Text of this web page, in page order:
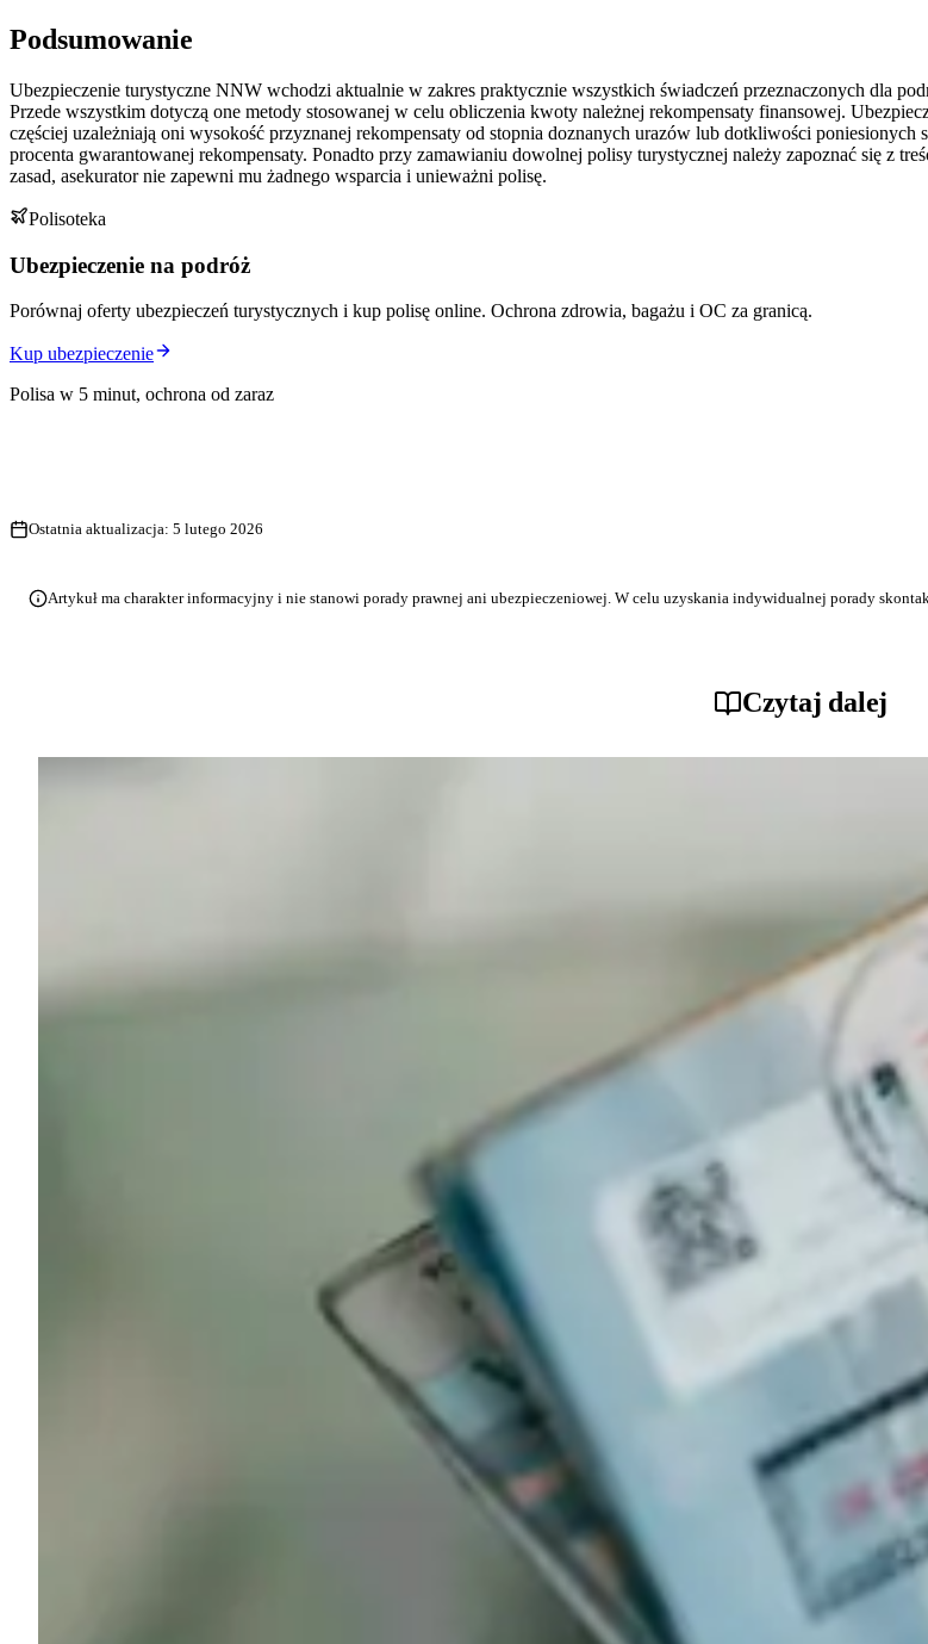
Podsumowanie
Ubezpieczenie turystyczne NNW wchodzi aktualnie w zakres praktycznie wszystkich świadczeń przeznaczonych dla
Przede wszystkim dotyczą one metody stosowanej w celu obliczenia kwoty należnej rekompensaty finansowej.
częściej uzależniają oni wysokość przyznanej rekompensaty od stopnia doznanych urazów lub dotkliwości
procenta gwarantowanej rekompensaty. Ponadto przy zamawianiu dowolnej polisy turystycznej należy zapoznać się z
zasad, asekurator nie zapewni mu żadnego wsparcia i unieważni polisę.
Polisoteka
Ubezpieczenie na podróż
Porównaj oferty ubezpieczeń turystycznych i kup polisę online. Ochrona zdrowia, bagażu i OC za granicą.
Kup ubezpieczenie
Polisa w 5 minut, ochrona od zaraz
Ostatnia aktualizacja: 5 lutego 2026
Artykuł ma charakter informacyjny i nie stanowi porady prawnej ani ubezpieczeniowej. W celu uzyskania indywidualnej porady
Czytaj dalej